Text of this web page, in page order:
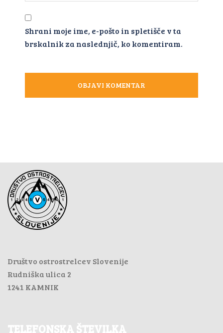
Shrani moje ime, e-pošto in spletišče v ta
brskalnik za naslednjič, ko komentiram.
Društvo ostrostrelcev Slovenije
Rudniška ulica 2
1241 KAMNIK
TELEFONSKA ŠTEVILKA